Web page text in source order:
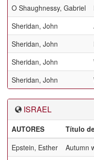
O Shaughnessy, Gabriel
Sheridan, John
Sheridan, John
Sheridan, John
Sheridan, John
ISRAEL
AUTORES Título
Epstein, Esther
Autumn